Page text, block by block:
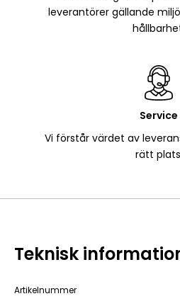
leverantörer gällande
Service
Vi förstår värdet av
rätt
Teknisk
Artikelnummer